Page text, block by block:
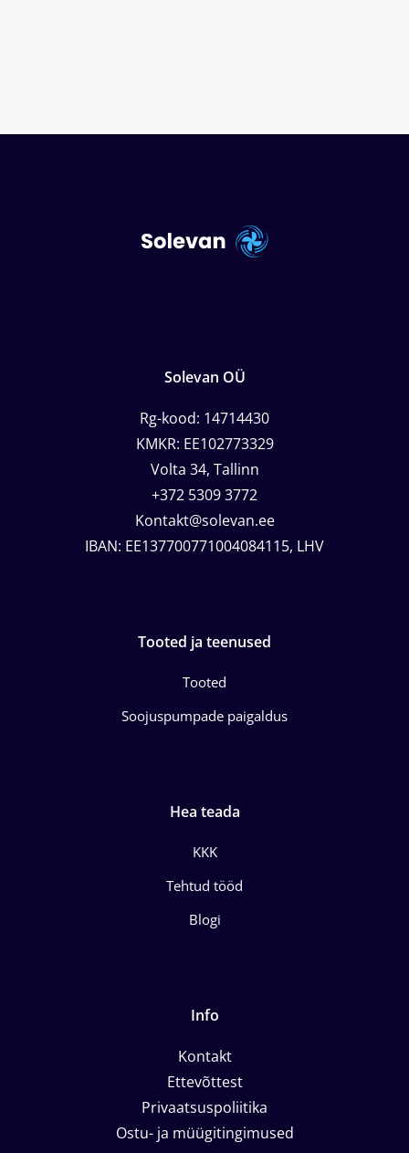
Solevan OÜ
Rg-kood: 14714430
KMKR: EE102773329
Volta 34, Tallinn
+372 5309 3772
Kontakt@solevan.ee
IBAN: EE137700771004084115, LHV
Tooted ja teenused
Tooted
Soojuspumpade paigaldus
Hea teada
KKK
Tehtud tööd
Blogi
Info
Kontakt
Ettevõttest
Privaatsuspoliitika
Ostu- ja müügitingimused